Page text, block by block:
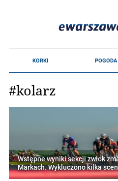
#kolarz
Wstępne wyniki sekcji zwłok
Markach. Wykluczono kilka